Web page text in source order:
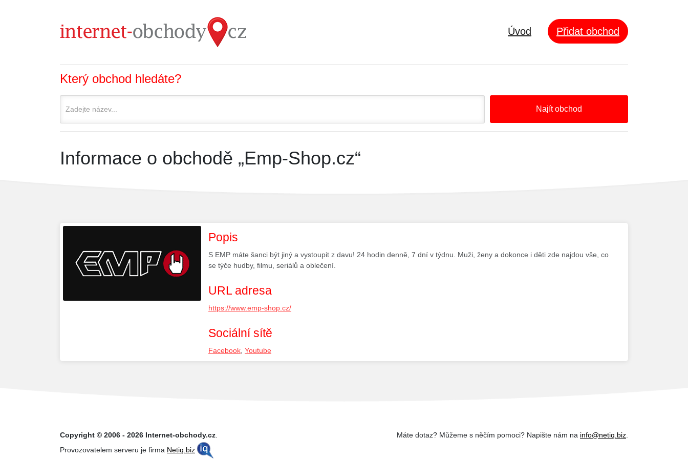
Úvod Přidat obchod
Který obchod hledáte?
Najít obchod
Informace o obchodě „Emp-Shop.cz“
Popis
S EMP máte šanci být jiný a vystoupit z davu! 24 hodin denně, 7 dní v týdnu. Muži, ženy a dokonce i děti zde najdou vše, co
se týče hudby, filmu, seriálů a oblečení.
URL adresa
https://www.emp-shop.cz/
Sociální sítě
Facebook, Youtube
Copyright © 2006 - 2026 Internet-obchody.cz.
Provozovatelem serveru je firma Netiq.biz
Máte dotaz? Můžeme s něčím pomoci? Napište nám na info@netiq.biz.